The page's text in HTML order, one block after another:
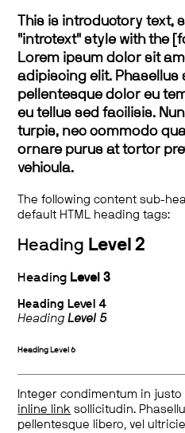
This is introductory text,
"introtext" style with the
Lorem ipsum dolor sit
adipiscing elit. Phasellus
pellentesque dolor eu
eu tellus sed facilisis.
turpis, nec commodo
ornare purus at tortor
vehicula.
The following content sub-
default HTML heading tags:
Heading Level 2
Heading Level 3
Heading Level 4
HeadingLevel 5
Heading Level 6
Integer condimentum in
inline link sollicitudin.
pellentesque libero, vel